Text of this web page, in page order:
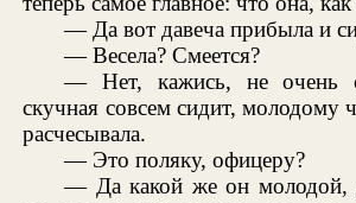
— Да вот давеча прибыла и
— Весела? Смеется?
— Нет, кажись, не очень
скучная совсем сидит, молодому
расчесывала.
— Это поляку, офицеру?
— Да какой же он молодой,